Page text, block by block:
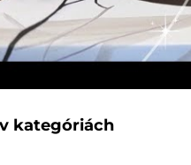
kategóriách